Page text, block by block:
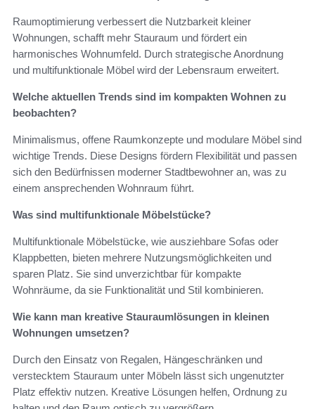
Raumoptimierung verbessert die Nutzbarkeit kleiner
Wohnungen, schafft mehr Stauraum und fördert ein
harmonisches Wohnumfeld. Durch strategische Anordnung
und multifunktionale Möbel wird der Lebensraum erweitert.
Welche aktuellen Trends sind im kompakten Wohnen zu
beobachten?
Minimalismus, offene Raumkonzepte und modulare Möbel sind
wichtige Trends. Diese Designs fördern Flexibilität und passen
sich den Bedürfnissen moderner Stadtbewohner an, was zu
einem ansprechenden Wohnraum führt.
Was sind multifunktionale Möbelstücke?
Multifunktionale Möbelstücke, wie ausziehbare Sofas oder
Klappbetten, bieten mehrere Nutzungsmöglichkeiten und
sparen Platz. Sie sind unverzichtbar für kompakte
Wohnräume, da sie Funktionalität und Stil kombinieren.
Wie kann man kreative Stauraumlösungen in kleinen
Wohnungen umsetzen?
Durch den Einsatz von Regalen, Hängeschränken und
verstecktem Stauraum unter Möbeln lässt sich ungenutzter
Platz effektiv nutzen. Kreative Lösungen helfen, Ordnung zu